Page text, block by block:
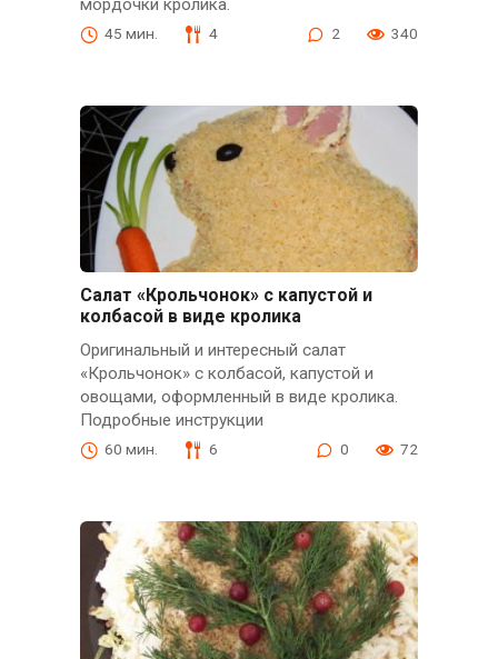
мордочки кролика.
45 мин. 4 2 340
Салат «Крольчонок» с капустой и
колбасой в виде кролика
Оригинальный и интересный салат
«Крольчонок» с колбасой, капустой и
овощами, оформленный в виде кролика.
Подробные инструкции
60 мин. 6 0 72